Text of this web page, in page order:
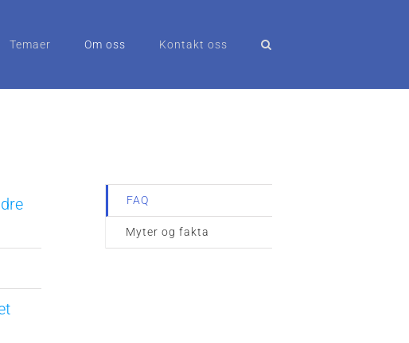
Temaer Om oss Kontakt oss
FAQ
Myter og fakta